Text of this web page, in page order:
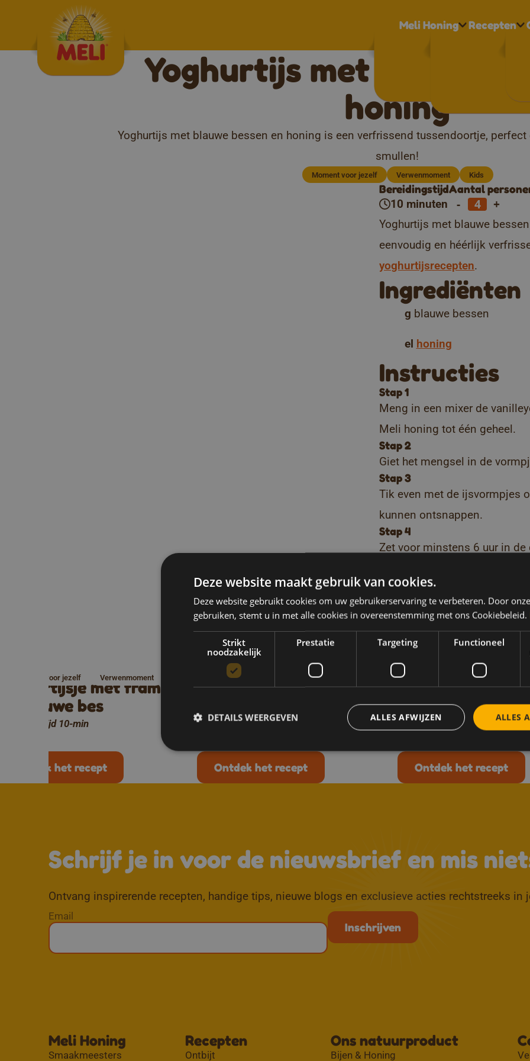
Meli Honing Recepten
Yoghurtijs met blauwe
honing
Yoghurtijs met blauwe bessen en honing is een verfrissend tussendoortje,
smullen!
Moment voor jezelf Verwenmoment Kids
Bereidingstijd
10 minuten
Aantal
- +
Yoghurtijs met blauwe
eenvoudig en héérlijk
yoghurtijsrecepten.
Ingrediënten
g blauwe bessen
el honing
Instructies
Stap 1
Meng in een mixer de
Meli honing tot één geheel.
Stap 2
Giet het mengsel in de
Stap 3
Tik even met de ijsvormpjes
kunnen ontsnappen.
Stap 4
Zet voor minstens 6 uur in de
Tijd om te smullen!
Téléchargez nos livrets
Meer recepten
met framboos
blauwe bes
10-min
Ontdek het recept
Moment voor jezelf
Verwenmoment
Yoghurtijs met honing en
Bereidingstijd 30-min
Ontdek het recept
Moment voor jezelf
Nagerecht
Waterijsjes van
citroenlimonade
Honing
Ontdek het recept
Moment voor jezelf
Schrijf je in voor de nieuwsbrief en mis
Ontvang inspirerende recepten, handige tips, nieuwe blogs en exclusieve acties rechtstreeks in
Email
Meli Honing
Smaakmeesters
Recepten
Ontbijt
Ons natuurproduct
Bijen & Honing
Deze website maakt gebruik van cookies.
Deze website gebruikt cookies om uw gebruikerservaring te verbeteren. Door
gebruiken, stemt u in met alle cookies in overeenstemming met ons Cookiebeleid.
Strikt
noodzakelijk
Prestatie Targeting Functioneel
ALLES
ALLES AFWIJZEN
DETAILS WEERGEVEN